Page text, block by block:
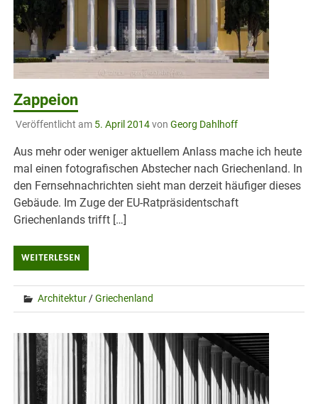
Zappeion
Veröffentlicht am 5. April 2014von Georg Dahlhoff
Aus mehr oder weniger aktuellem Anlass mache ich heute
mal einen fotografischen Abstecher nach Griechenland. In
den Fernsehnachrichten sieht man derzeit häufiger dieses
Gebäude. Im Zuge der EU-Ratpräsidentschaft
Griechenlands trifft […]
WEITERLESEN
Architektur/Griechenland